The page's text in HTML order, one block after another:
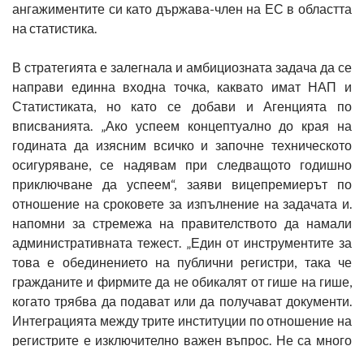
ангажиментите си като държава-член на ЕС в областта
на статистика.
В стратегията е залегнала и амбициозната задача да се
направи единна входна точка, каквато имат НАП и
Статистиката, но като се добави и Агенцията по
вписванията. „Ако успеем концептуално до края на
годината да изясним всичко и започне техническото
осигуряване, се надявам при следващото годишно
приключване да успеем“, заяви вицепремиерът по
отношение на сроковете за изпълнение на задачата и.
напомни за стремежа на правителството да намали
административната тежест. „Един от инструментите за
това е обединението на публични регистри, така че
гражданите и фирмите да не обикалят от гише на гише,
когато трябва да подават или да получават документи.
Интеграцията между трите институции по отношение на
регистрите е изключително важен въпрос. Не са много